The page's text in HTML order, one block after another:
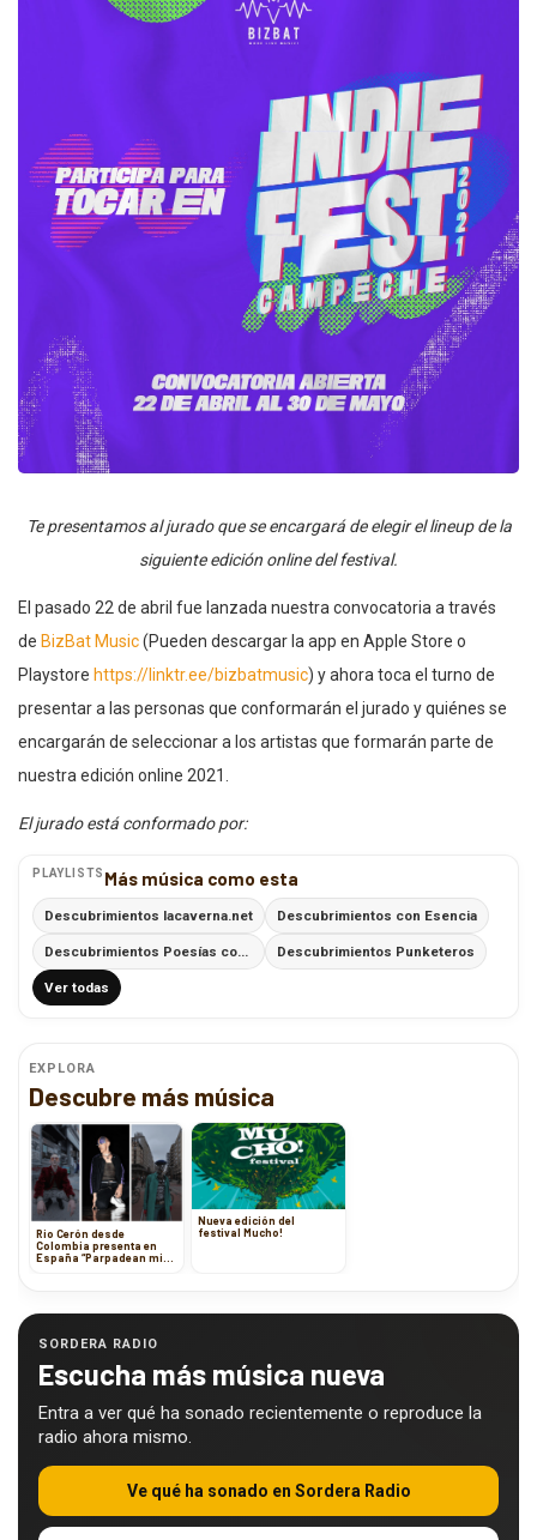
Te presentamos al jurado que se encargará de elegir el lineup de la
siguiente edición online del festival.
El pasado 22 de abril fue lanzada nuestra convocatoria a través
de BizBat Music(Pueden descargar la app en Apple Store o
Playstore https://linktr.ee/bizbatmusic) y ahora toca el turno de
presentar a las personas que conformarán el jurado y quiénes se
encargarán de seleccionar a los artistas que formarán parte de
nuestra edición online 2021.
El jurado está conformado por:
PLAYLISTS Más música como esta
Descubrimientos lacaverna.net Descubrimientos con Esencia
Descubrimientos Punketeros
Ver todas
EXPLORA
Descubre más música
Rio Cerón desde
Colombia presenta en
España “Parpadean mis
Nueva edición del
festival Mucho!
SORDERA RADIO
Escucha más música nueva
Entra a ver qué ha sonado recientemente o reproduce la
radio ahora mismo.
Ve qué ha sonado en Sordera Radio